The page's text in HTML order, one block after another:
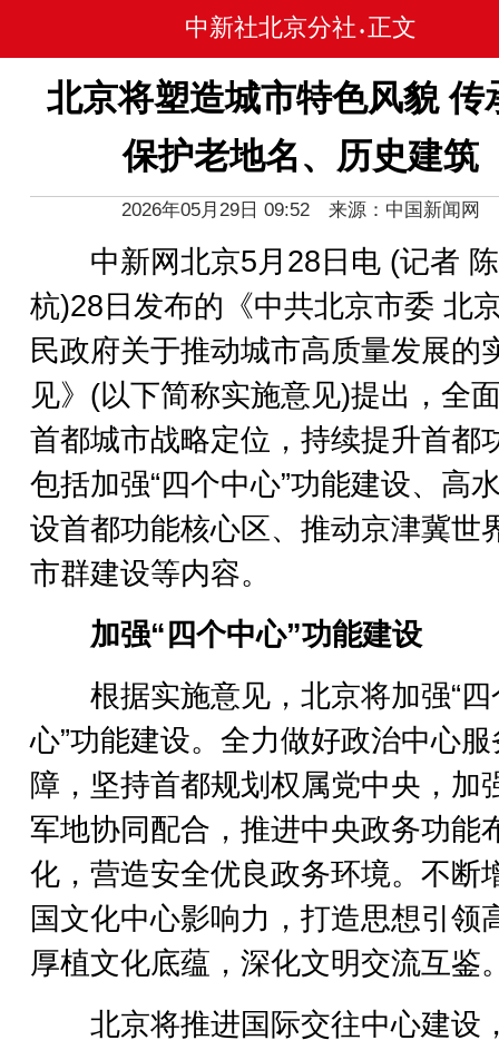
中新社北京分社 • 正文
北京将塑造城市特色风貌 传
保护老地名、历史建筑
2026年05月29日 09:52 来源：中国新闻网
中新网北京5月28日电 (记者 陈
杭)28日发布的《中共北京市委 北
民政府关于推动城市高质量发展的
见》(以下简称实施意见)提出，全
首都城市战略定位，持续提升首都
包括加强“四个中心”功能建设、高
设首都功能核心区、推动京津冀世
市群建设等内容。
加强“四个中心”功能建设
根据实施意见，北京将加强“四
心”功能建设。全力做好政治中心
障，坚持首都规划权属党中央，加
军地协同配合，推进中央政务功能
化，营造安全优良政务环境。不断
国文化中心影响力，打造思想引领
厚植文化底蕴，深化文明交流互鉴
北京将推进国际交往中心建设